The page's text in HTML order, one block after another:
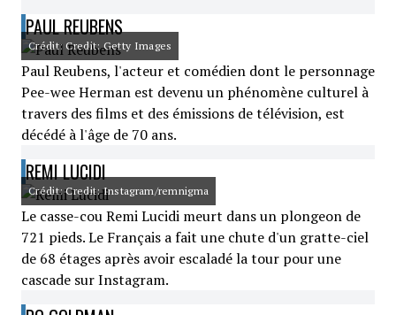
PAUL REUBENS
Crédit: Credit: Getty Images
Paul Reubens, l'acteur et comédien dont le personnage
Pee-wee Herman est devenu un phénomène culturel à
travers des films et des émissions de télévision, est
décédé à l'âge de 70 ans.
REMI LUCIDI
Crédit: Credit: Instagram/remnigma
Le casse-cou Remi Lucidi meurt dans un plongeon de
721 pieds. Le Français a fait une chute d'un gratte-ciel
de 68 étages après avoir escaladé la tour pour une
cascade sur Instagram.